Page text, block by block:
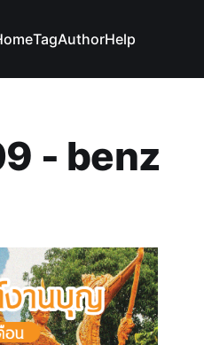
TagAuthorHelp
- benz